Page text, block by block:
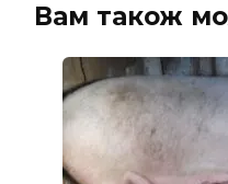
Вам також